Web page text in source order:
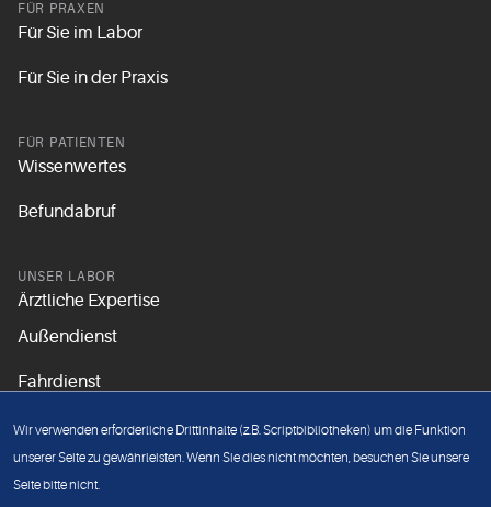
FÜR PRAXEN
Für Sie im Labor
Für Sie in der Praxis
FÜR PATIENTEN
Wissenwertes
Befundabruf
UNSER LABOR
Ärztliche Expertise
Außendienst
Fahrdienst
Unsere Grundsätze
Wir verwenden erforderliche Drittinhalte (z.B. Scriptbibliotheken) um die Funktion
unserer Seite zu gewährleisten. Wenn Sie dies nicht möchten, besuchen Sie unsere
Seite bitte nicht.